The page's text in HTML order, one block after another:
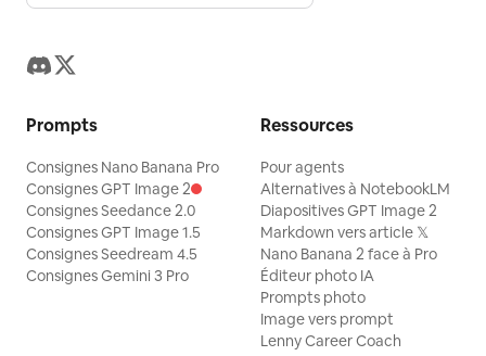
Prompts
Consignes Nano Banana Pro
Consignes GPT Image 2
Consignes Seedance 2.0
Consignes GPT Image 1.5
Consignes Seedream 4.5
Consignes Gemini 3 Pro
Ressources
Pour agents
Alternatives à NotebookLM
Diapositives GPT Image 2
Markdown vers article 𝕏
Nano Banana 2 face à Pro
Éditeur photo IA
Prompts photo
Image vers prompt
Lenny Career Coach